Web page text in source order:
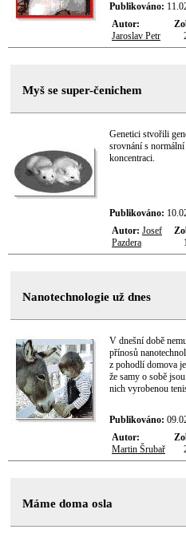
Publikováno:
Autor:
Jaroslav Petr
Myš se super-čenichem
Genetici stvořili
srovnání s
koncentraci.
Publikováno:
Autor: Josef
Pazdera
Nanotechnologie už dnes
V dnešní době
přínosů
z pohodlí domova
že samy o sobě
nich vyrobenou
Publikováno:
Autor:
Martin Šrubař
Máme doma osla